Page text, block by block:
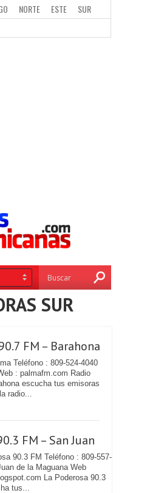
NORTE ESTE SUR
SUR
FM – Barahona
Teléfono : 809-524-4040
: palmafm.com Radio
escucha tus emisoras
radio...
FM – San Juan
90.3 FM Teléfono : 809-557-
de la Maguana Web
La Poderosa 90.3
tus...